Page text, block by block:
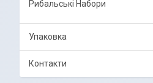
Рибальські Набори
Упаковка
Контакти